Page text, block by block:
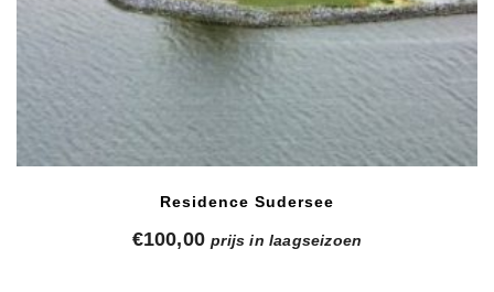
Residence Sudersee
€100,00 prijs in laagseizoen